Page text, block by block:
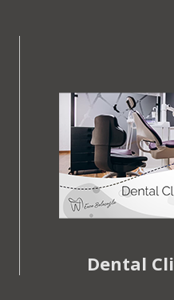
Dental